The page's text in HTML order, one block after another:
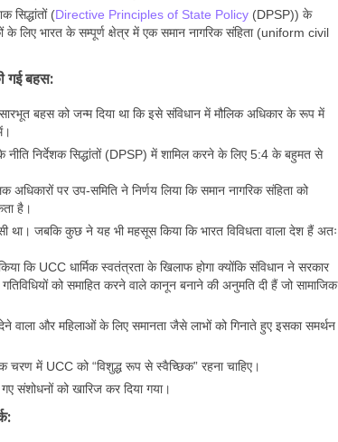
सिद्धांतों (Directive Principles of State Policy (DPSP)) के
लिए भारत के सम्पूर्ण क्षेत्र में एक समान नागरिक संहिता (uniform civil
गई बहस:
बहस को जन्म दिया था कि इसे संविधान में मौलिक अधिकार के रूप में
नीति निर्देशक सिद्धांतों (DPSP) में शामिल करने के लिए 5:4 के बहुमत से
अधिकारों पर उप-समिति ने निर्णय लिया कि समान नागरिक संहिता को
है।
था। जबकि कुछ ने यह भी महसूस किया कि भारत विविधता वाला देश हैं अतः
कि UCC धार्मिक स्वतंत्रता के खिलाफ होगा क्योंकि संविधान ने सरकार
को समाहित करने वाले कानून बनाने की अनुमति दी हैं जो सामाजिक
वाला और महिलाओं के लिए समानता जैसे लाभों को गिनाते हुए इसका समर्थन
चरण में UCC को “विशुद्ध रूप से स्वैच्छिक” रहना चाहिए।
संशोधनों को खारिज कर दिया गया।